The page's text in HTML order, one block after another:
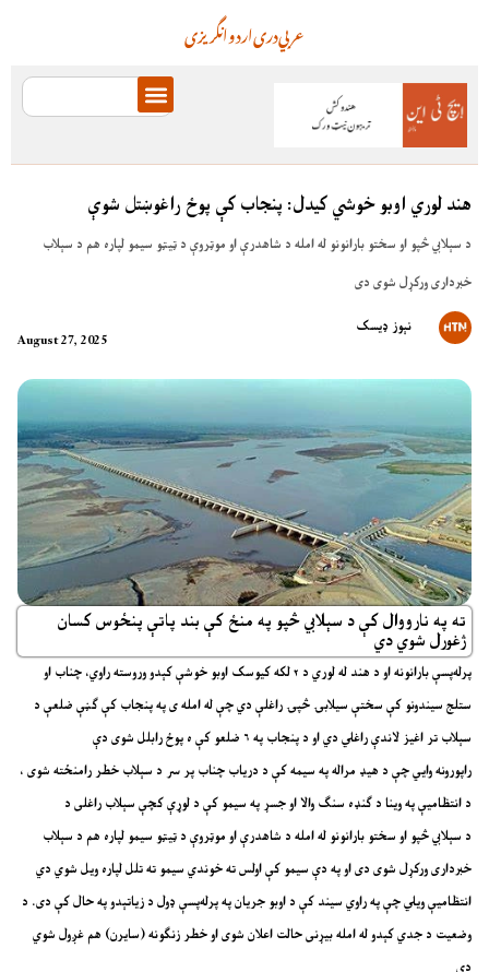
انگریزیاردودریعربي
هند لوري اوبو خوشي کیدل: پنجاب کې پوځ راغوښتل شوې
د سېلابي څپو او سختو بارانونو له امله د شاهدرې او موټروې د ټيټو سيمو لپاره هم د سېلاب
خبرداری ورکړل شوی دی
August 27, 2025
نېوز ډیسک
ته په نارووال کې د سېلابي څپو په منځ کې بند پاتې پنځوس کسان
ژغورل شوي دي
پرله‌پسې بارانونه او د هند له لوري د ۲ لکه کيوسک اوبو خوشې کېدو وروسته راوي، چناب او
ستلج سيندونو کې سختې سیلابۍ څپۍ راغلې دي چې له امله ی په پنجاب کې ګڼې ضلعې د
سېلاب تر اغیز لاندې راغلي دي او د پنجاب په ۶ ضلعو کې ه پوځ رابلل شوی دې
راپورونه وايي چې د هيډ مراله په سيمه کې د درياب چناب پر سر د سېلاب خطر رامنځته شوی ،
د انتظاميې په وينا د ګنډه سنګ والا او جسړ په سيمو کې د لوړې کچې سېلاب راغلی د
د سېلابي څپو او سختو بارانونو له امله د شاهدرې او موټروې د ټيټو سيمو لپاره هم د سېلاب
خبرداری ورکړل شوی دی او په دې سیمو کې اولس ته خوندي سیمو ته تلل لپاره ویل شوي دي
انتظاميې ويلي چې په راوي سیند کې د اوبو جريان په پرله‌پسې ډول د زياتېدو په حال کې دی. د
وضعيت د جدي کېدو له امله بیړنی حالت اعلان شوی او خطر زنګونه (سايرن) هم غږول شوي